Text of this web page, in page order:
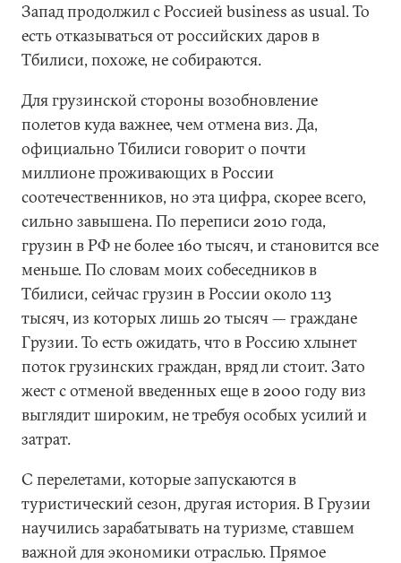
Запад продолжил с Россией business as usual. То
есть отказываться от российских даров в
Тбилиси, похоже, не собираются.
Для грузинской стороны возобновление
полетов куда важнее, чем отмена виз. Да,
официально Тбилиси говорит о почти
миллионе проживающих в России
соотечественников, но эта цифра, скорее всего,
сильно завышена. По переписи 2010 года,
грузин в РФ не более 160 тысяч, и становится все
меньше. По словам моих собеседников в
Тбилиси, сейчас грузин в России около 113
тысяч, из которых лишь 20 тысяч — граждане
Грузии. То есть ожидать, что в Россию хлынет
поток грузинских граждан, вряд ли стоит. Зато
жест с отменой введенных еще в 2000 году виз
выглядит широким, не требуя особых усилий и
затрат.
С перелетами, которые запускаются в
туристический сезон, другая история. В Грузии
научились зарабатывать на туризме, ставшем
важной для экономики отраслью. Прямое